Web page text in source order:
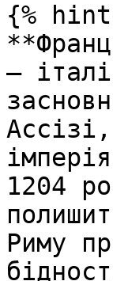
{%
—
1204
Риму